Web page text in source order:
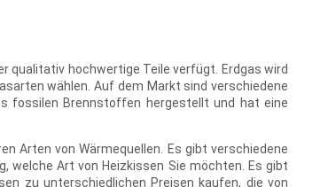
qualitativ hochwertige Teile verfügt. Erdgas wird
wählen. Auf dem Markt sind verschiedene
fossilen Brennstoffen hergestellt und hat eine
Arten von Wärmequellen. Es gibt verschiedene
welche Art von Heizkissen Sie möchten. Es gibt
zu unterschiedlichen Preisen kaufen, die von